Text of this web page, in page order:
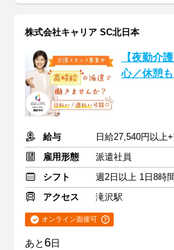
株式会社キャリア SC北日本
【夜勤介
心／休憩
給与
日給27,540円以上
雇用形態
派遣社員
シフト
週2日以上 1日8時
アクセス
滝沢駅
オンライン面接可
あと6日